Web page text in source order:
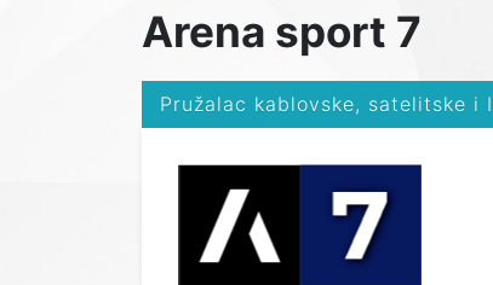
Arena sport 7
Pružalac kablovske, satelitske i